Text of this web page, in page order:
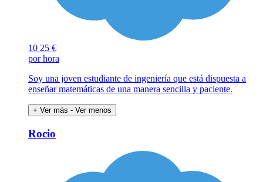
10 25 €
por hora
Soy una joven estudiante de ingeniería que está dispuesta a
enseñar matemáticas de una manera sencilla y paciente.
+ Ver más - Ver menos
Rocio